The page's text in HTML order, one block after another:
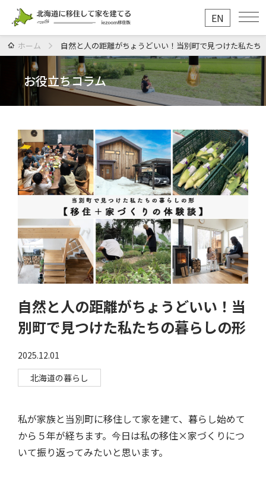
EN
ホーム 自然と人の距離がちょうどいい！当別町で見つけた私たち
お役立ちコラム
自然と人の距離がちょうどいい！当
別町で見つけた私たちの暮らしの形
2025.12.01
北海道の暮らし
私が家族と当別町に移住して家を建て、暮らし始めて
から５年が経ちます。今日は私の移住×家づくりにつ
いて振り返ってみたいと思います。